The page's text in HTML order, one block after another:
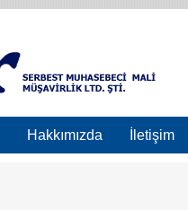
Hakkımızda İletişim